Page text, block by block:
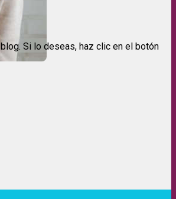
Si lo deseas, haz clic en el botón